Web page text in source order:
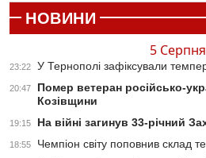
НОВИНИ
5 Серпня
23:22 У Тернополі зафіксували
20:47
Помер ветеран російсько-
Козівщини
19:15 На війні загинув 33-річний
18:55 Чемпіон світу поповнив склад